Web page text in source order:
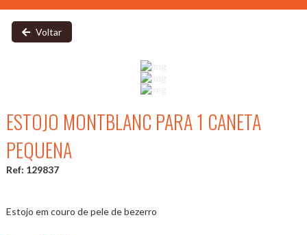
Voltar
ESTOJO MONTBLANC PARA 1 CANETA
PEQUENA
Ref: 129837
Estojo em couro de pele de bezerro